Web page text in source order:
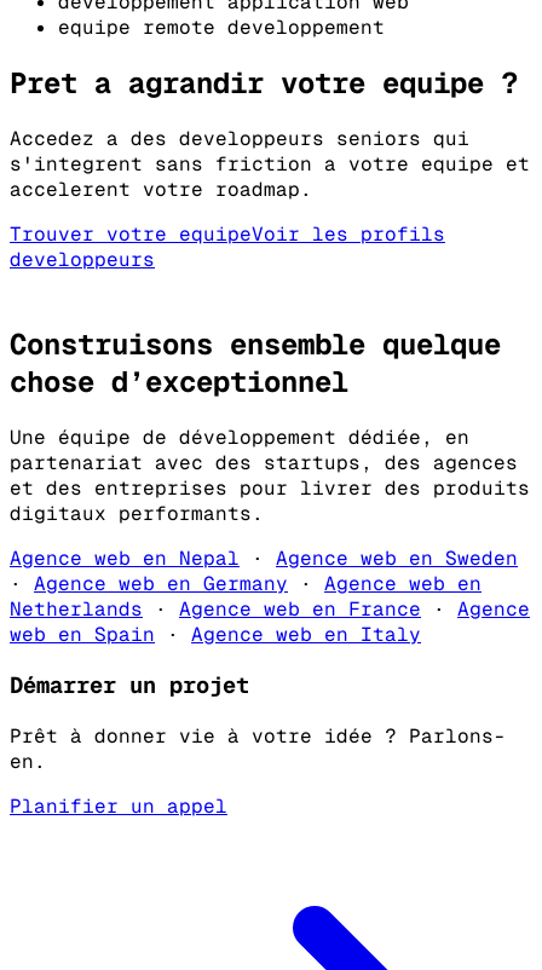
equipe remote developpement
Pret a agrandir votre equipe ?
Accedez a des developpeurs seniors qui
s'integrent sans friction a votre equipe et
accelerent votre roadmap.
Trouver votre equipeVoir les profils
developpeurs
Construisons ensemble quelque
chose d’exceptionnel
Une équipe de développement dédiée, en
partenariat avec des startups, des agences
et des entreprises pour livrer des produits
digitaux performants.
Agence web en Nepal · Agence web en Sweden
· Agence web en Germany · Agence web en
Netherlands · Agence web en France · Agence
web en Spain · Agence web en Italy
Démarrer un projet
Prêt à donner vie à votre idée ? Parlons-
en.
Planifier un appel